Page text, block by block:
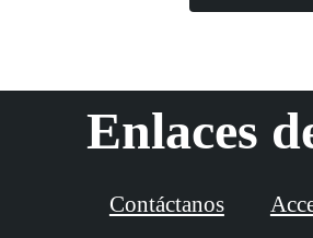
Enlaces
Contáctanos